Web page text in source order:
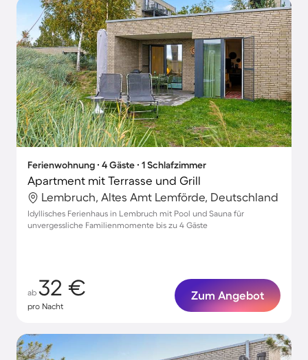
Ferienwohnung ∙ 4 Gäste ∙ 1 Schlafzimmer
Apartment mit Terrasse und Grill
Lembruch, Altes Amt Lemförde, Deutschland
Idyllisches Ferienhaus in Lembruch mit Pool und Sauna für
unvergessliche Familienmomente bis zu 4 Gäste
ab 32 €
pro Nacht
Zum Angebot